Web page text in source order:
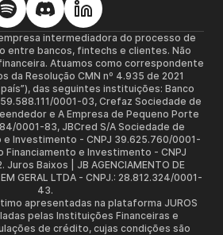
intermediadora do processo de
entre bancos, fintechs e clientes. Não
Atuamos como correspondente
da Resolução CMN nº 4.935 de 2021
das seguintes instituições: Banco
0001-03, Crefaz Sociedade de
e A Empresa de Pequeno Porte
0001-83, JBCred S/A Sociedade de
Investimento - CNPJ 39.625.760/0001-
Financiamento e Investimento - CNPJ
Baixos | JB AGENCIAMENTO DE
EM GERAL LTDA - CNPJ.: 28.812.324/0001-
43.
apresentadas na plataforma JUROS
pelas Instituições Financeiras e
de crédito, cujas condições são